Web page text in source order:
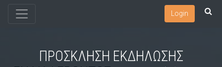
Login
ΠΡΟΣΚΛΗΣΗ ΕΚΔΗΛΩΣΗΣ